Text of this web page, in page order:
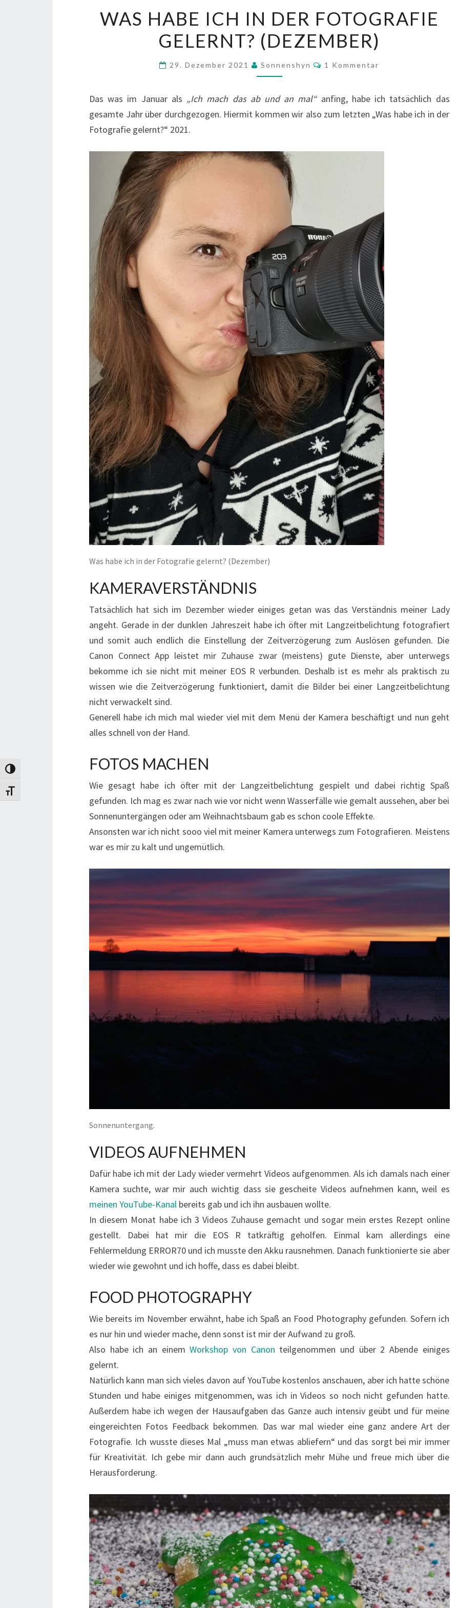
Umschalten auf hohe Kontraste
Schrift vergrößern
HABE
ICH
IN
DER
GELERNT?
(DEZEMBER)
WAS HABE ICH IN DER FOTOGRAFIE
GELERNT? (DEZEMBER)
29. Dezember 2021 Sonnenshyn Kommentare
1 Kommentar
Das was im Januar als „Ich mach das ab und an mal“anfing, habe ich tatsächlich das
gesamte Jahr über durchgezogen. Hiermit kommen wir also zum letzten „Was habe ich in der
Fotografie gelernt?“ 2021.
Was habe ich in der Fotografie gelernt? (Dezember)
KAMERAVERSTÄNDNIS
Tatsächlich hat sich im Dezember wieder einiges getan was das Verständnis meiner Lady
angeht. Gerade in der dunklen Jahreszeit habe ich öfter mit Langzeitbelichtung fotografiert
und somit auch endlich die Einstellung der Zeitverzögerung zum Auslösen gefunden. Die
Canon Connect App leistet mir Zuhause zwar (meistens) gute Dienste, aber unterwegs
bekomme ich sie nicht mit meiner EOS R verbunden. Deshalb ist es mehr als praktisch zu
wissen wie die Zeitverzögerung funktioniert, damit die Bilder bei einer Langzeitbelichtung
nicht verwackelt sind.
Generell habe ich mich mal wieder viel mit dem Menü der Kamera beschäftigt und nun geht
alles schnell von der Hand.
FOTOS MACHEN
Wie gesagt habe ich öfter mit der Langzeitbelichtung gespielt und dabei richtig Spaß
gefunden. Ich mag es zwar nach wie vor nicht wenn Wasserfälle wie gemalt aussehen, aber bei
Sonnenuntergängen oder am Weihnachtsbaum gab es schon coole Effekte.
Ansonsten war ich nicht sooo viel mit meiner Kamera unterwegs zum Fotografieren. Meistens
war es mir zu kalt und ungemütlich.
Sonnenuntergang.
VIDEOS AUFNEHMEN
Dafür habe ich mit der Lady wieder vermehrt Videos aufgenommen. Als ich damals nach einer
Kamera suchte, war mir auch wichtig dass sie gescheite Videos aufnehmen kann, weil es
meinen YouTube-Kanal bereits gab und ich ihn ausbauen wollte.
In diesem Monat habe ich 3 Videos Zuhause gemacht und sogar mein erstes Rezept online
gestellt. Dabei hat mir die EOS R tatkräftig geholfen. Einmal kam allerdings eine
Fehlermeldung ERROR70 und ich musste den Akku rausnehmen. Danach funktionierte sie aber
wieder wie gewohnt und ich hoffe, dass es dabei bleibt.
FOOD PHOTOGRAPHY
Wie bereits im November erwähnt, habe ich Spaß an Food Photography gefunden. Sofern ich
es nur hin und wieder mache, denn sonst ist mir der Aufwand zu groß.
Also habe ich an einemWorkshop von Canon teilgenommen und über 2 Abende einiges
gelernt.
Natürlich kann man sich vieles davon auf YouTube kostenlos anschauen, aber ich hatte schöne
Stunden und habe einiges mitgenommen, was ich in Videos so noch nicht gefunden hatte.
Außerdem habe ich wegen der Hausaufgaben das Ganze auch intensiv geübt und für meine
eingereichten Fotos Feedback bekommen. Das war mal wieder eine ganz andere Art der
Fotografie. Ich wusste dieses Mal „muss man etwas abliefern“ und das sorgt bei mir immer
für Kreativität. Ich gebe mir dann auch grundsätzlich mehr Mühe und freue mich über die
Herausforderung.